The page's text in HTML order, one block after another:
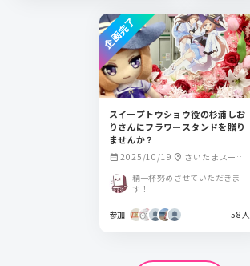
スイープトウショウ役の杉浦しお
りさんにフラワースタンドを贈り
ませんか？
calendar_month 2025/10/19 location_on さいたまスーパ
精一杯努めさせていただきま
す！
参加 58人
企画完了